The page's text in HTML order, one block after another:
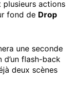
plusieurs actions
fond de Drop
une seconde
d’un flash-back
deux scènes